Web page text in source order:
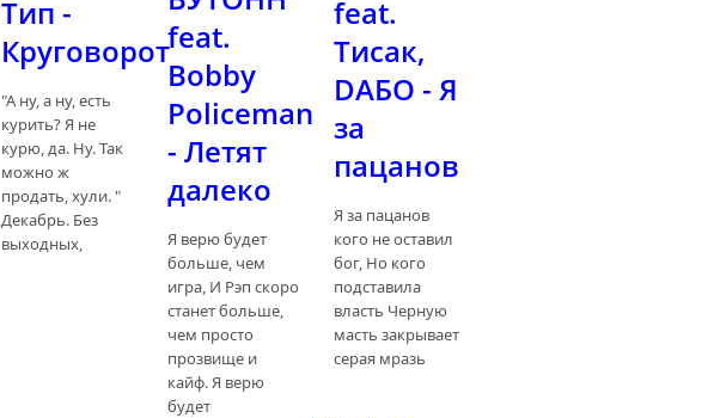
Тип -
Круговорот
"А ну, а ну, есть
курить? Я не
курю, да. Ну. Так
можно ж
продать, хули. "
Декабрь. Без
выходных,
feat.
Bobby
Policeman
- Летят
далеко
Я верю будет
больше, чем
игра, И Рэп скоро
станет больше,
чем просто
прозвище и
кайф. Я верю
будет
feat.
Тисак,
DAБО - Я
за
пацанов
Я за пацанов
кого не оставил
бог, Но кого
подставила
власть Черную
масть закрывает
серая мразь